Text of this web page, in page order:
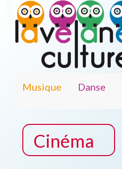
Musique Danse
Cinéma